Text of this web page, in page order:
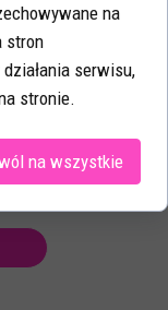
na
stron
serwisu,
stronie.
na wszystkie